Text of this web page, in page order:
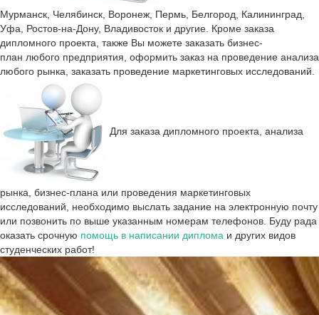
Мурманск, Челябинск, Воронеж, Пермь, Белгород, Калининград,
Уфа, Ростов-на-Дону, Владивосток и другие. Кроме заказа
дипломного проекта, также Вы можете заказать бизнес-
план любого предприятия, оформить заказ на проведение анализа
любого рынка, заказать проведение маркетинговых исследований.
Для заказа дипломного проекта , анализа
рынка, бизнес-плана или проведения маркетинговых
исследований , необходимо выслать задание на электронную почту
или позвонить по выше указанным номерам телефонов. Буду рада
оказать срочную помощь в написании диплома и других видов
студенческих работ!